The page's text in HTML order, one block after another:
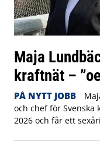
Maja
kraftnät –
PÅ NYTT JOBB
och chef för
2026 och får ett